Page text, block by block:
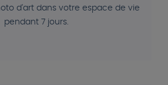
d'art dans votre espace de vie
pendant 7 jours.